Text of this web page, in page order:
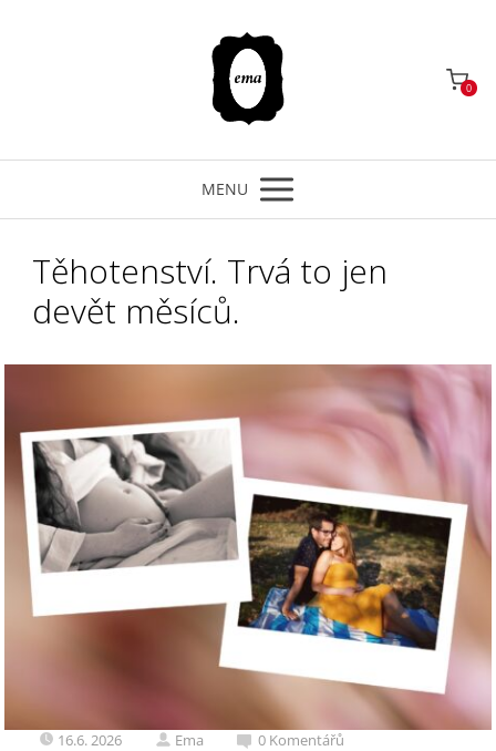
0
MENU
Těhotenství. Trvá to jen
devět měsíců.
16.6. 2026 Ema 0 Komentářů